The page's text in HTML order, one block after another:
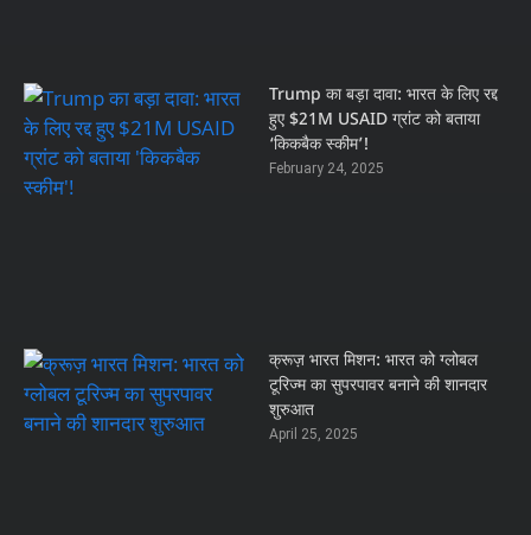
Trump का बड़ा दावा: भारत के लिए रद्द
हुए $21M USAID ग्रांट को बताया
‘किकबैक स्कीम’!
February 24, 2025
क्रूज़ भारत मिशन: भारत को ग्लोबल
टूरिज्म का सुपरपावर बनाने की शानदार
शुरुआत
April 25, 2025